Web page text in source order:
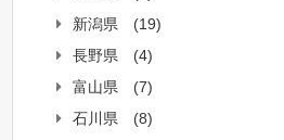
新潟県
(19)
長野県
(4)
富山県
(7)
石川県
(8)